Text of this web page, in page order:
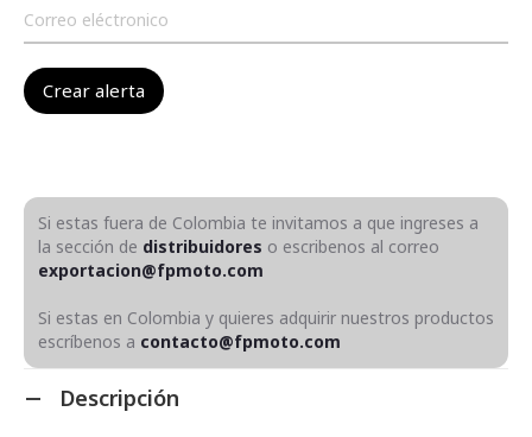
Si estas fuera de Colombia te invitamos a que ingreses a
la sección de distribuidores o escribenos al correo
exportacion@fpmoto.com
Si estas en Colombia y quieres adquirir nuestros productos
escríbenos a contacto@fpmoto.com
Descripción